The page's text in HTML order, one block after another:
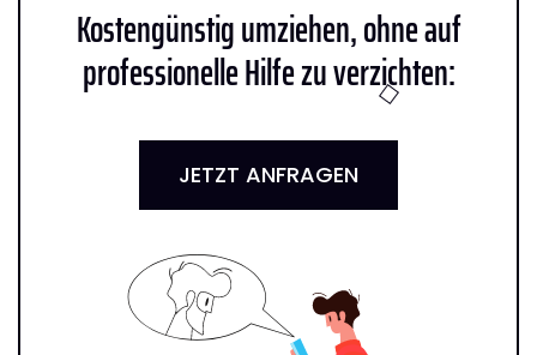
Kostengünstig umziehen, ohne auf
professionelle Hilfe zu verzichten:
JETZT ANFRAGEN